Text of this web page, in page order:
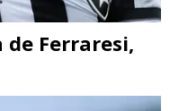
Ferraresi,